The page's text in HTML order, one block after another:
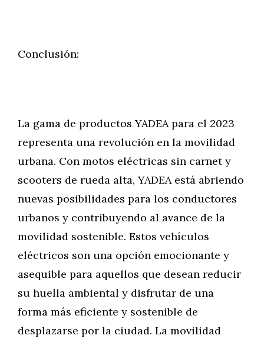
Conclusión:
La gama de productos YADEA para el 2023
representa una revolución en la movilidad
urbana. Con motos eléctricas sin carnet y
scooters de rueda alta, YADEA está abriendo
nuevas posibilidades para los conductores
urbanos y contribuyendo al avance de la
movilidad sostenible. Estos vehículos
eléctricos son una opción emocionante y
asequible para aquellos que desean reducir
su huella ambiental y disfrutar de una
forma más eficiente y sostenible de
desplazarse por la ciudad. La movilidad